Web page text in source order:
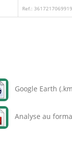
Ref.:
Google Earth
Analyse au